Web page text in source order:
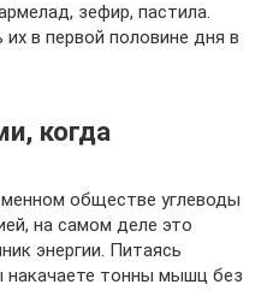
зефир, пастила.
в первой половине дня в
когда
обществе углеводы
на самом деле это
энергии. Питаясь
накачаете тонны мышц без